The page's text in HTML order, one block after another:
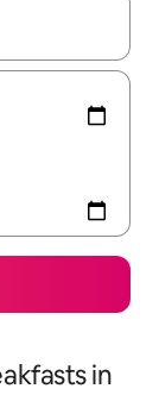
je een keuze
in